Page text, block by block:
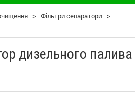
> Фільтри сепаратори >
дизельного